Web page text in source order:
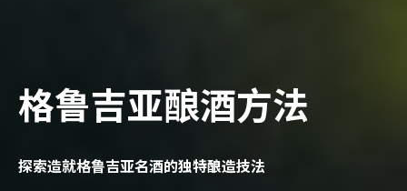
格鲁吉亚酿酒方法
探索造就格鲁吉亚名酒的独特酿造技法